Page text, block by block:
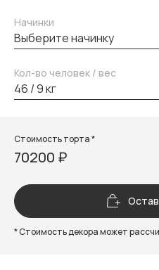
Начинки
выберите начинку
Кол-во человек / вес
46 / 9 кг
Стоимость торта *
70200 ₽
* Стоимость декора может